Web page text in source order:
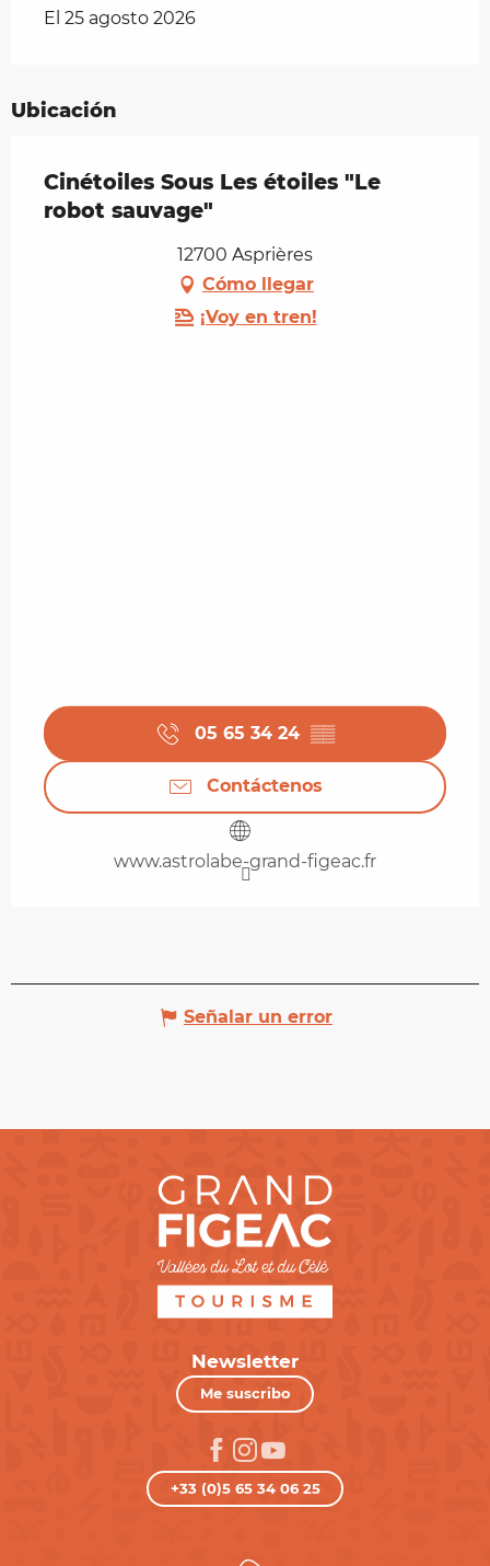
El 25 agosto 2026
Ubicación
Cinétoiles Sous Les étoiles "Le
robot sauvage"
12700 Asprières
Cómo llegar
¡Voy en tren!
05 65 34 24 ▒▒
Contáctenos
www.astrolabe-grand-figeac.fr
Señalar un error
Newsletter
Me suscribo
+33 (0)5 65 34 06 25